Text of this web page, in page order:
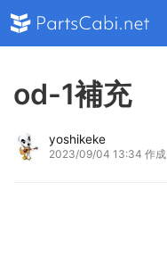
od-1補充
yoshikeke
2023/09/04 13:34 作成